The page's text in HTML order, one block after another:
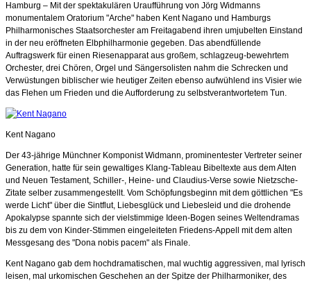
Hamburg – Mit der spektakulären Uraufführung von Jörg Widmanns
monumentalem Oratorium "Arche" haben Kent Nagano und Hamburgs
Philharmonisches Staatsorchester am Freitagabend ihren umjubelten Einstand
in der neu eröffneten Elbphilharmonie gegeben. Das abendfüllende
Auftragswerk für einen Riesenapparat aus großem, schlagzeug-bewehrtem
Orchester, drei Chören, Orgel und Sängersolisten nahm die Schrecken und
Verwüstungen biblischer wie heutiger Zeiten ebenso aufwühlend ins Visier wie
das Flehen um Frieden und die Aufforderung zu selbstverantwortetem Tun.
Kent Nagano
Der 43-jährige Münchner Komponist Widmann, prominentester Vertreter seiner
Generation, hatte für sein gewaltiges Klang-Tableau Bibeltexte aus dem Alten
und Neuen Testament, Schiller-, Heine- und Claudius-Verse sowie Nietzsche-
Zitate selber zusammengestellt. Vom Schöpfungsbeginn mit dem göttlichen "Es
werde Licht" über die Sintflut, Liebesglück und Liebesleid und die drohende
Apokalypse spannte sich der vielstimmige Ideen-Bogen seines Weltendramas
bis zu dem von Kinder-Stimmen eingeleiteten Friedens-Appell mit dem alten
Messgesang des "Dona nobis pacem" als Finale.
Kent Nagano gab dem hochdramatischen, mal wuchtig aggressiven, mal lyrisch
leisen, mal urkomischen Geschehen an der Spitze der Philharmoniker, des